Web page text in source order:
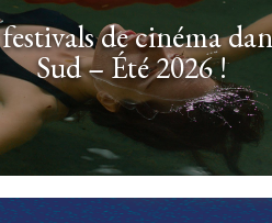
de cinéma
Sud – Été 2026 !